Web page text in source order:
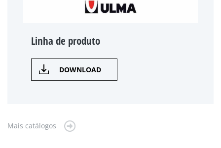
Linha de produto
DOWNLOAD
Mais catálogos